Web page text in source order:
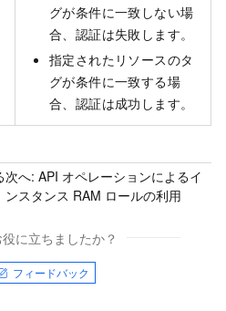
グが条件に一致しない場
合、認証は失敗します。
指定されたリソースのタ
グが条件に一致する場
合、認証は成功します。
次へ:API オペレーションによるイ
ンスタンス RAM ロールの利用
に立ちましたか？
フィードバック